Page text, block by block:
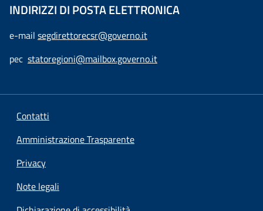
INDIRIZZI DI POSTA ELETTRONICA
e-mail segdirettorecsr@governo.it
pec statoregioni@mailbox.governo.it
Contatti
Amministrazione Trasparente
Privacy
Note legali